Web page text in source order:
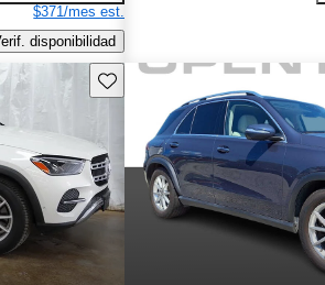
$371/mes est.
disponibilidad
Guarda este Aviso